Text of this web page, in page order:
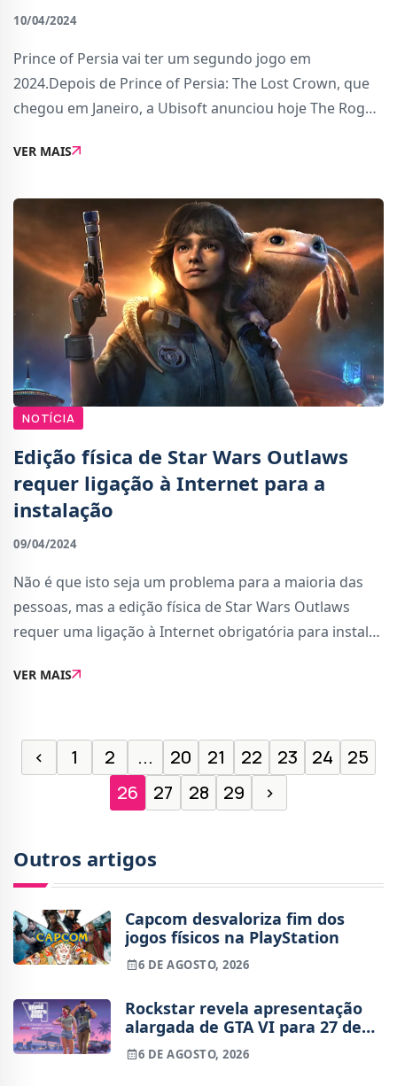
10/04/2024
Prince of Persia vai ter um segundo jogo em
2024.Depois de Prince of Persia: The Lost Crown, que
chegou em Janeiro, a Ubisoft anunciou hoje The Rogue
acesso antecipado no Steam a 14 de Maio.Um ro
VER MAIS
NOTÍCIA
Edição física de Star Wars Outlaws
requer ligação à Internet para a
instalação
09/04/2024
Não é que isto seja um problema para a maioria das
pessoas, mas a edição física de Star Wars Outlaws
requer uma ligação à Internet obrigatória para instalar
primeiro a reparar neste pormenor)
VER MAIS
‹ 1 2 ... 20 21 22 23 24
25
26
27 28 29 ›
Outros artigos
Capcom desvaloriza fim dos
jogos físicos na PlayStation
6 DE AGOSTO, 2026
Rockstar revela apresentação
alargada de GTA VI para 27 de
agosto
6 DE AGOSTO, 2026